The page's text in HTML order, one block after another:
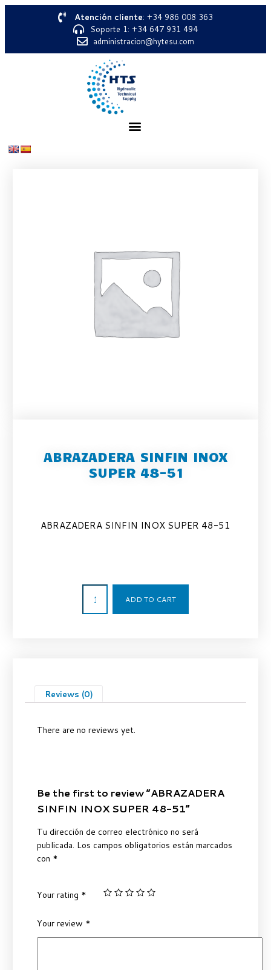
Atención cliente: +34 986 008 363
Soporte 1: +34 647 931 494
administracion@hytesu.com
ABRAZADERA SINFIN INOX
SUPER 48-51
ABRAZADERA SINFIN INOX SUPER 48-51
ADD TO CART
Reviews (0)
There are no reviews yet.
Be the first to review “ABRAZADERA
SINFIN INOX SUPER 48-51”
Tu dirección de correo electrónico no será
publicada. Los campos obligatorios están marcados
con *
Your rating *
Your review *